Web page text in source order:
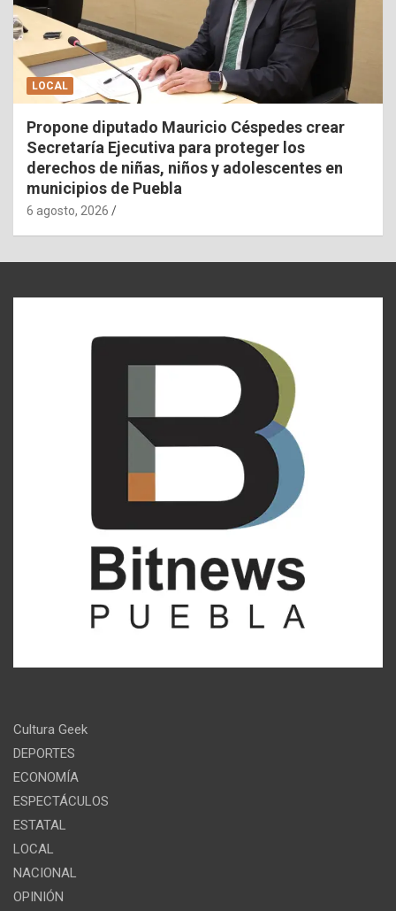
LOCAL
Propone diputado Mauricio Céspedes crear
Secretaría Ejecutiva para proteger los
derechos de niñas, niños y adolescentes en
municipios de Puebla
6 agosto, 2026
Cultura Geek
DEPORTES
ECONOMÍA
ESPECTÁCULOS
ESTATAL
LOCAL
NACIONAL
OPINIÓN